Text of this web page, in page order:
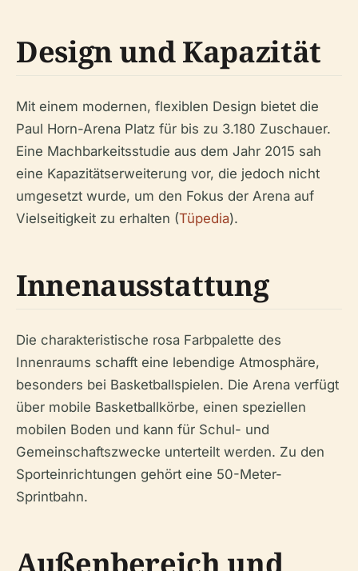
Design und Kapazität
Mit einem modernen, flexiblen Design bietet die
Paul Horn-Arena Platz für bis zu 3.180 Zuschauer.
Eine Machbarkeitsstudie aus dem Jahr 2015 sah
eine Kapazitätserweiterung vor, die jedoch nicht
umgesetzt wurde, um den Fokus der Arena auf
Vielseitigkeit zu erhalten (Tüpedia).
Innenausstattung
Die charakteristische rosa Farbpalette des
Innenraums schafft eine lebendige Atmosphäre,
besonders bei Basketballspielen. Die Arena verfügt
über mobile Basketballkörbe, einen speziellen
mobilen Boden und kann für Schul- und
Gemeinschaftszwecke unterteilt werden. Zu den
Sporteinrichtungen gehört eine 50-Meter-
Sprintbahn.